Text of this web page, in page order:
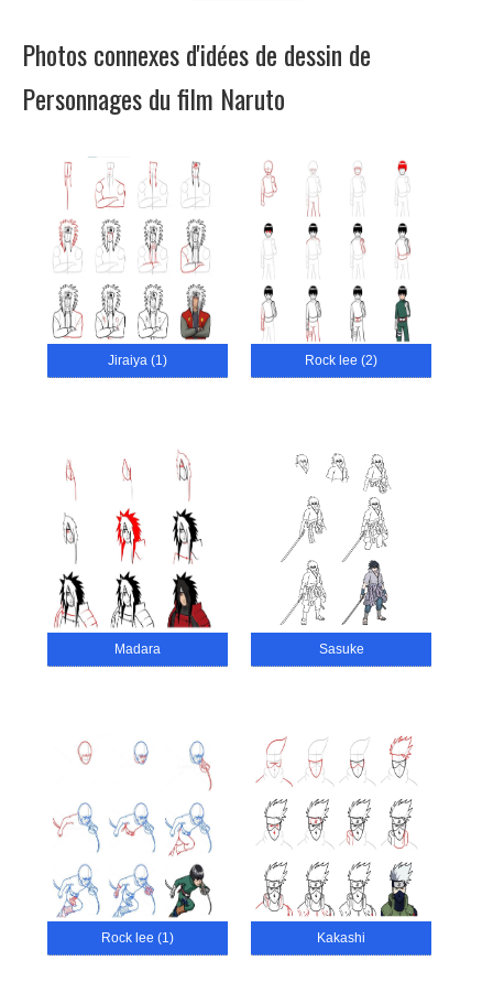
Photos connexes d'idées de dessin de
Personnages du film Naruto
Jiraiya (1) Rock lee (2)
Madara Sasuke
Rock lee (1) Kakashi